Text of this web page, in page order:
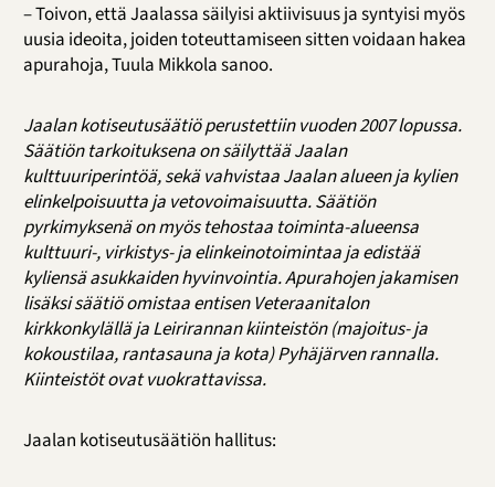
– Toivon, että Jaalassa säilyisi aktiivisuus ja syntyisi myös
uusia ideoita, joiden toteuttamiseen sitten voidaan hakea
apurahoja, Tuula Mikkola sanoo.
Jaalan kotiseutusäätiö perustettiin vuoden 2007 lopussa.
Säätiön tarkoituksena on säilyttää Jaalan
kulttuuriperintöä, sekä vahvistaa Jaalan alueen ja kylien
elinkelpoisuutta ja vetovoimaisuutta. Säätiön
pyrkimyksenä on myös tehostaa toiminta-alueensa
kulttuuri-, virkistys- ja elinkeinotoimintaa ja edistää
kyliensä asukkaiden hyvinvointia. Apurahojen jakamisen
lisäksi säätiö omistaa entisen Veteraanitalon
kirkkonkylällä ja Leirirannan kiinteistön (majoitus- ja
kokoustilaa, rantasauna ja kota) Pyhäjärven rannalla.
Kiinteistöt ovat vuokrattavissa.
Jaalan kotiseutusäätiön hallitus: